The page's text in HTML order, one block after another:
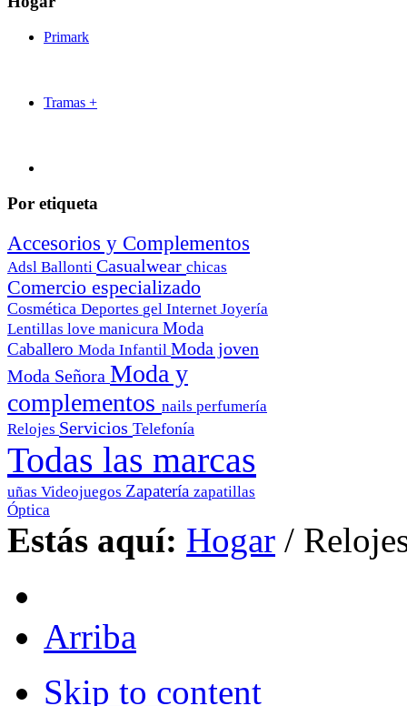
Primark
Tramas +
Por etiqueta
Accesorios y Complementos
Adsl Ballonti Casualwear chicas
Comercio especializado
Cosmética Deportes gel Internet Joyería
Lentillas love manicura Moda
Caballero Moda Infantil Moda joven
Moda Señora Moda y
complementos nails perfumería
Relojes Servicios Telefonía
Todas las marcas
uñas Videojuegos Zapatería zapatillas
Óptica
Estás aquí: Hogar /
Arriba
Skip to content